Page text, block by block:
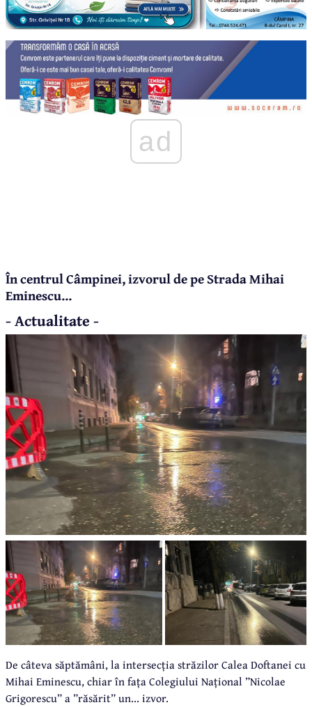
ad
În centrul Câmpinei, izvorul de pe Strada Mihai
Eminescu...
- Actualitate -
De câteva săptămâni, la intersecția străzilor Calea Doftanei cu
Mihai Eminescu, chiar în fața Colegiului Național ”Nicolae
Grigorescu” a ”răsărit” un... izvor.